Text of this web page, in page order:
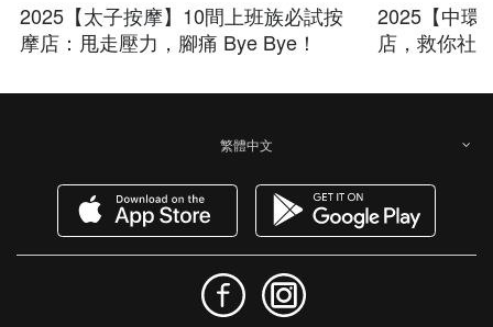
2025【太子按摩】10間上班族必試按
摩店：甩走壓力，腳痛 Bye Bye！
2025【中環
店，救你社
繁體中文